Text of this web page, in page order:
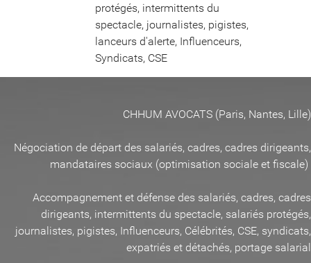
protégés, intermittents du
spectacle, journalistes, pigistes,
lanceurs d'alerte, Influenceurs,
Syndicats, CSE
CHHUM AVOCATS (Paris, Nantes, Lille)
Négociation de départ des salariés, cadres, cadres dirigeants,
mandataires sociaux (optimisation sociale et fiscale)
Accompagnement et défense des salariés, cadres, cadres
dirigeants, intermittents du spectacle, salariés protégés,
journalistes, pigistes, Influenceurs, Célébrités, CSE, syndicats,
expatriés et détachés, portage salarial